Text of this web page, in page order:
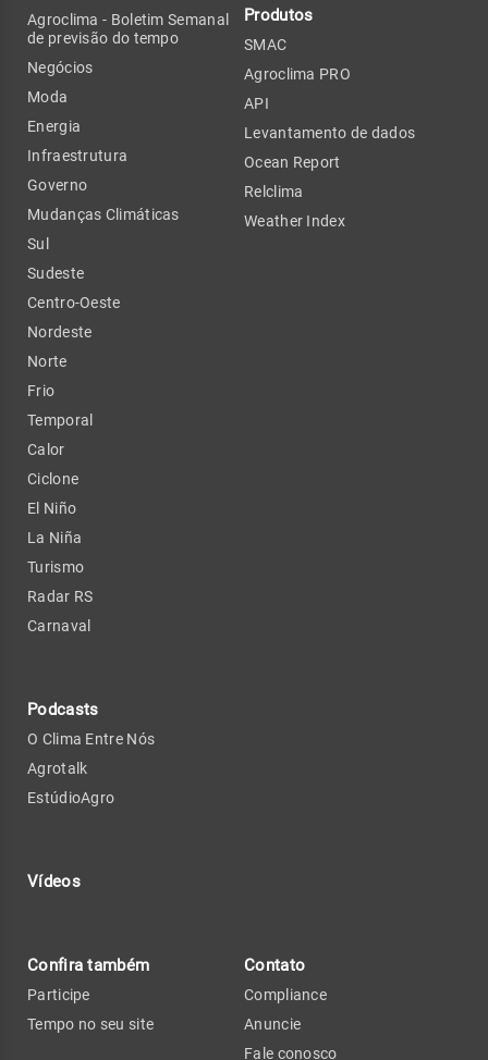
Agroclima - Boletim Semanal
de previsão do tempo
Negócios
Moda
Energia
Infraestrutura
Governo
Mudanças Climáticas
Sul
Sudeste
Centro-Oeste
Nordeste
Norte
Frio
Temporal
Calor
Ciclone
El Niño
La Niña
Turismo
Radar RS
Carnaval
Podcasts
O Clima Entre Nós
Agrotalk
EstúdioAgro
Vídeos
Produtos
SMAC
Agroclima PRO
API
Levantamento de dados
Ocean Report
Relclima
Weather Index
Confira também
Participe
Tempo no seu site
Contato
Compliance
Anuncie
Fale conosco